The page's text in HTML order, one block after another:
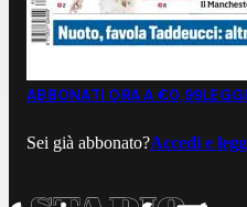
ABBONATI ORA A €0,99
Sei già abbonato?Accedi e